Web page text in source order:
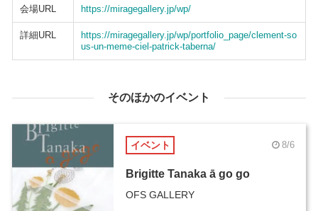
会場URL https://miragegallery.jp/wp/
詳細URL
https://miragegallery.jp/wp/portfolio_page/clement-so
us-un-meme-ciel-patrick-taberna/
そのほかのイベント
イベント 8/6
Brigitte Tanaka ā go go
OFS GALLERY